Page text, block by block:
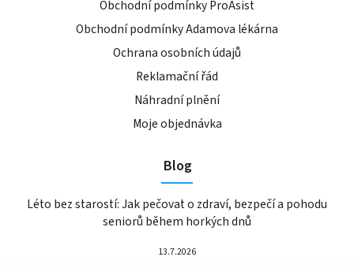
Obchodní podmínky ProAsist
Obchodní podmínky Adamova lékárna
Ochrana osobních údajů
Reklamační řád
Náhradní plnění
Moje objednávka
Blog
Léto bez starostí: Jak pečovat o zdraví, bezpečí a pohodu
seniorů během horkých dnů
13.7.2026